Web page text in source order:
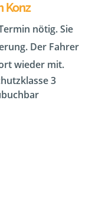
Konz
nötig. Sie
Der Fahrer
wieder mit.
3